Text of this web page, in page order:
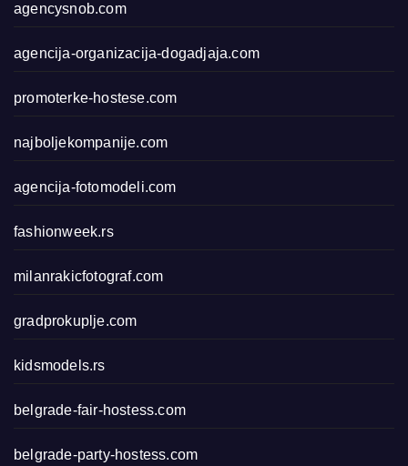
agencysnob.com
agencija-organizacija-dogadjaja.com
promoterke-hostese.com
najboljekompanije.com
agencija-fotomodeli.com
fashionweek.rs
milanrakicfotograf.com
gradprokuplje.com
kidsmodels.rs
belgrade-fair-hostess.com
belgrade-party-hostess.com